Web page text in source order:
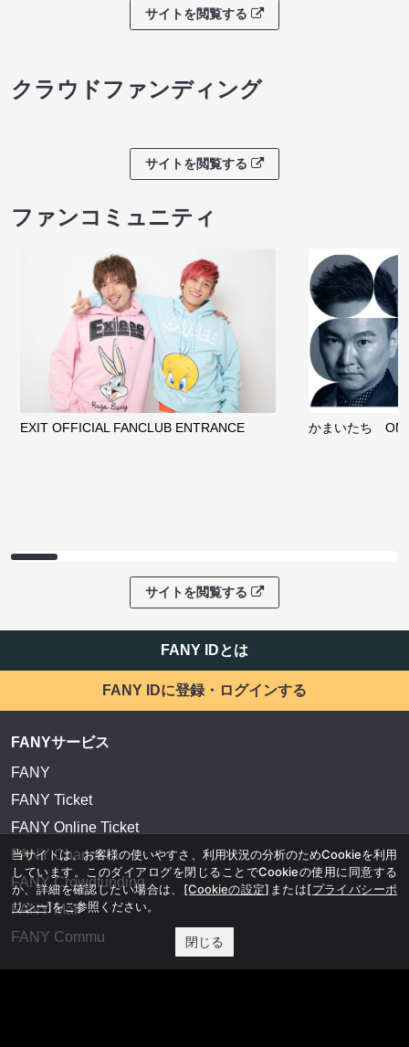
サイトを閲覧する
クラウドファンディング
サイトを閲覧する
ファンコミュニティ
EXIT OFFICIAL FANCLUB ENTRANCE かまいたち
サイトを閲覧する
FANY IDとは
FANY IDに登録・ログインする
FANYサービス
FANY
FANY Ticket
FANY Online Ticket
FANY Channel
FANY Crowdfunding
FANY Mall
FANY Commu
当サイトは、お客様の使いやすさ、利用状況の分析のためCookieを利用
しています。このダイアログを閉じることでCookieの使用に同意する
か、詳細を確認したい場合は、 [Cookieの設定] または[プライバシーポ
リシー]をご参照ください。
閉じる